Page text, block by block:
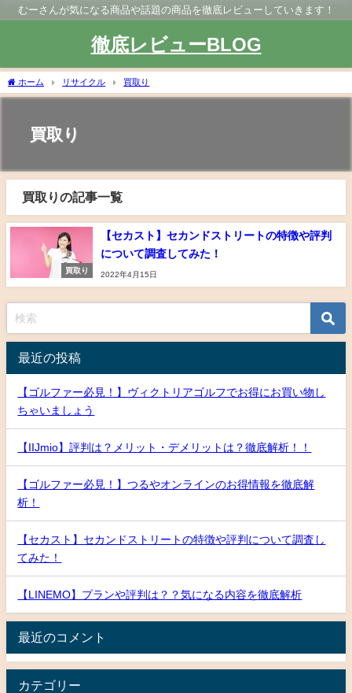
むーさんが気になる商品や話題の商品を徹底レビューしていきます！
徹底レビューBLOG
ホーム リサイクル 買取り
買取り
買取りの記事一覧
買取り
【セカスト】セカンドストリートの特徴や評判
について調査してみた！
2022年4月15日
最近の投稿
【ゴルファー必見！】ヴィクトリアゴルフでお得にお買い物し
ちゃいましょう
【IIJmio】評判は？メリット・デメリットは？徹底解析！！
【ゴルファー必見！】つるやオンラインのお得情報を徹底解
析！
【セカスト】セカンドストリートの特徴や評判について調査し
てみた！
【LINEMO】プランや評判は？？気になる内容を徹底解析
最近のコメント
カテゴリー